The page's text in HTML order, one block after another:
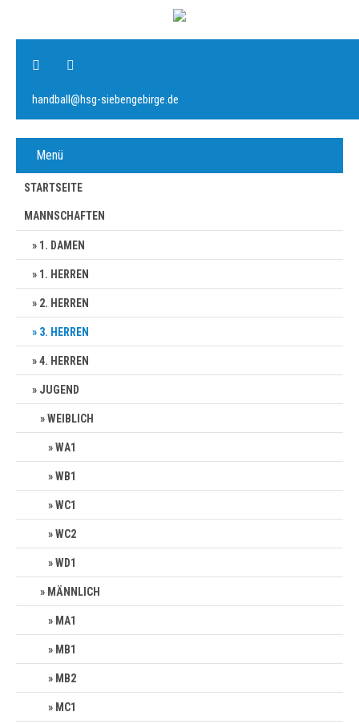
handball@hsg-siebengebirge.de
Menü
STARTSEITE
MANNSCHAFTEN
1. DAMEN
1. HERREN
2. HERREN
3. HERREN
4. HERREN
JUGEND
WEIBLICH
WA1
WB1
WC1
WC2
WD1
MÄNNLICH
MA1
MB1
MB2
MC1